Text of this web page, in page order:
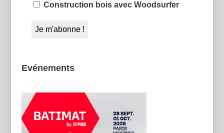
Construction bois avec Woodsurfer
Evénements